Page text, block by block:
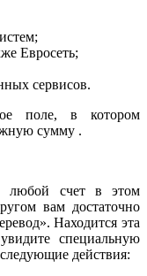
Евросеть;
сервисов.
поле, в котором
сумму .
любой счет в этом
вам достаточно
Находится эта
специальную
действия: